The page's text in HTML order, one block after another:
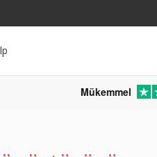
Mükemmel